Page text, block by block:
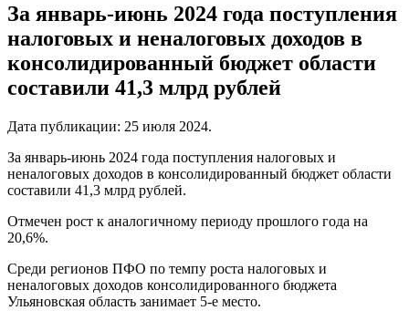
За январь-июнь 2024 года поступления
налоговых и неналоговых доходов в
консолидированный бюджет области
составили 41,3 млрд рублей
Дата публикации: 25 июля 2024.
За январь-июнь 2024 года поступления налоговых и
неналоговых доходов в консолидированный бюджет области
составили 41,3 млрд рублей.
Отмечен рост к аналогичному периоду прошлого года на
20,6%.
Среди регионов ПФО по темпу роста налоговых и
неналоговых доходов консолидированного бюджета
Ульяновская область занимает 5-е место.